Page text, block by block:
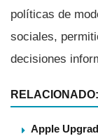
políticas de
sociales,
decisiones
RELACIONADO:
Apple